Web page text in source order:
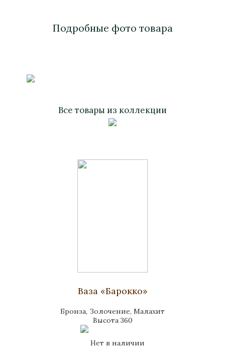
Подробные фото товара
Все товары из коллекции
Ваза «Барокко»
Бронза, Золочение, Малахит
Высота 360
Нет в наличии